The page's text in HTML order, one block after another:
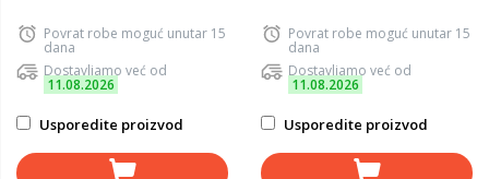
Povrat robe moguć unutar 15
dana
Dostavljamo već od
11.08.2026
Usporedite proizvod
Povrat robe moguć unutar 15
dana
Dostavljamo već od
11.08.2026
Usporedite proizvod